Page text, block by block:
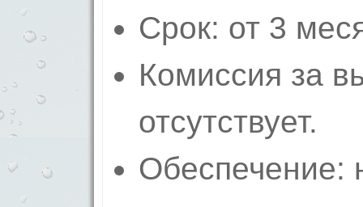
Срок: от 3
Комиссия за
отсутствует.
Обеспечение: